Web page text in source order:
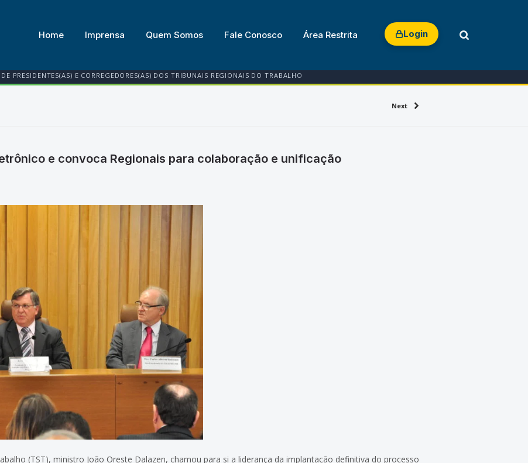
Home Imprensa Quem Somos Fale Conosco Área Restrita Login
PRESIDENTES(AS) E CORREGEDORES(AS) DOS TRIBUNAIS REGIONAIS DO TRABALHO
Next
e convoca Regionais para colaboração e unificação
(TST), ministro João Oreste Dalazen, chamou para si a liderança da implantação definitiva do processo